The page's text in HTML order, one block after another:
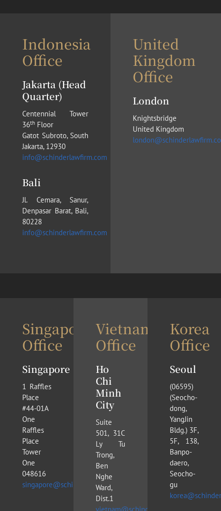
Indonesia
Office
Jakarta (Head
Quarter)
Centennial Tower
36th Floor
Gatot Subroto, South
Jakarta, 12930
info@schinderlawfirm.com
Bali
Jl. Cemara, Sanur,
Denpasar Barat, Bali,
80228
info@schinderlawfirm.com
United
Kingdom
Office
London
Knightsbridge
United Kingdom
Singapore
Office
Singapore
1 Raffles
Place
#44-01A
One
Raffles
Place
Tower
One
048616
singapore@schinderlawfirm.com
Vietnam
Office
Ho
Chi
Minh
City
Suite
501, 31C
Ly Tu
Trong,
Ben
Nghe
Ward,
Dist.1
Korea
Office
Seoul
(​06595)
(Seocho-
dong,
YangJin
Bldg.) 3F,
5F, 138,
Banpo-
daero,
Seocho-
gu